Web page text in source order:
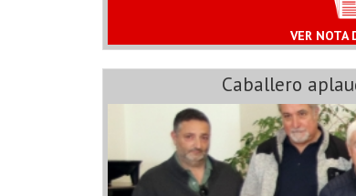
VER NOTA
Caballero